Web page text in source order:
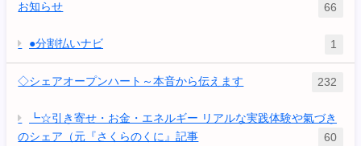
お知らせ 66
●分割払いナビ 1
◇シェアオープンハート～本音から伝えます 232
┗☆引き寄せ・お金・エネルギー リアルな実践体験や氣づき
のシェア（元『さくらのくに』記事
60